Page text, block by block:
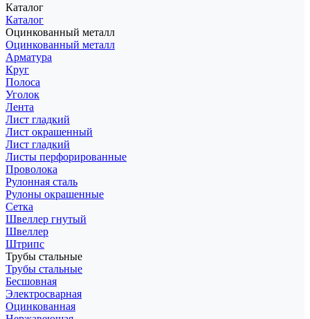
Каталог
Каталог
Оцинкованный металл
Оцинкованный металл
Арматура
Круг
Полоса
Уголок
Лента
Лист гладкий
Лист окрашенный
Лист гладкий
Листы перфорированные
Проволока
Рулонная сталь
Рулоны окрашенные
Сетка
Швеллер гнутый
Швеллер
Штрипс
Трубы стальные
Трубы стальные
Бесшовная
Электросварная
Оцинкованная